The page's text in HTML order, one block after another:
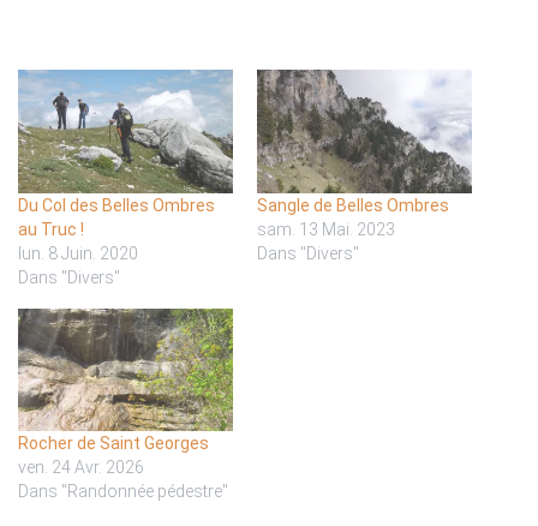
Du Col des Belles Ombres
au Truc !
lun. 8 Juin. 2020
Dans "Divers"
Sangle de Belles Ombres
sam. 13 Mai. 2023
Dans "Divers"
Rocher de Saint Georges
ven. 24 Avr. 2026
Dans "Randonnée pédestre"